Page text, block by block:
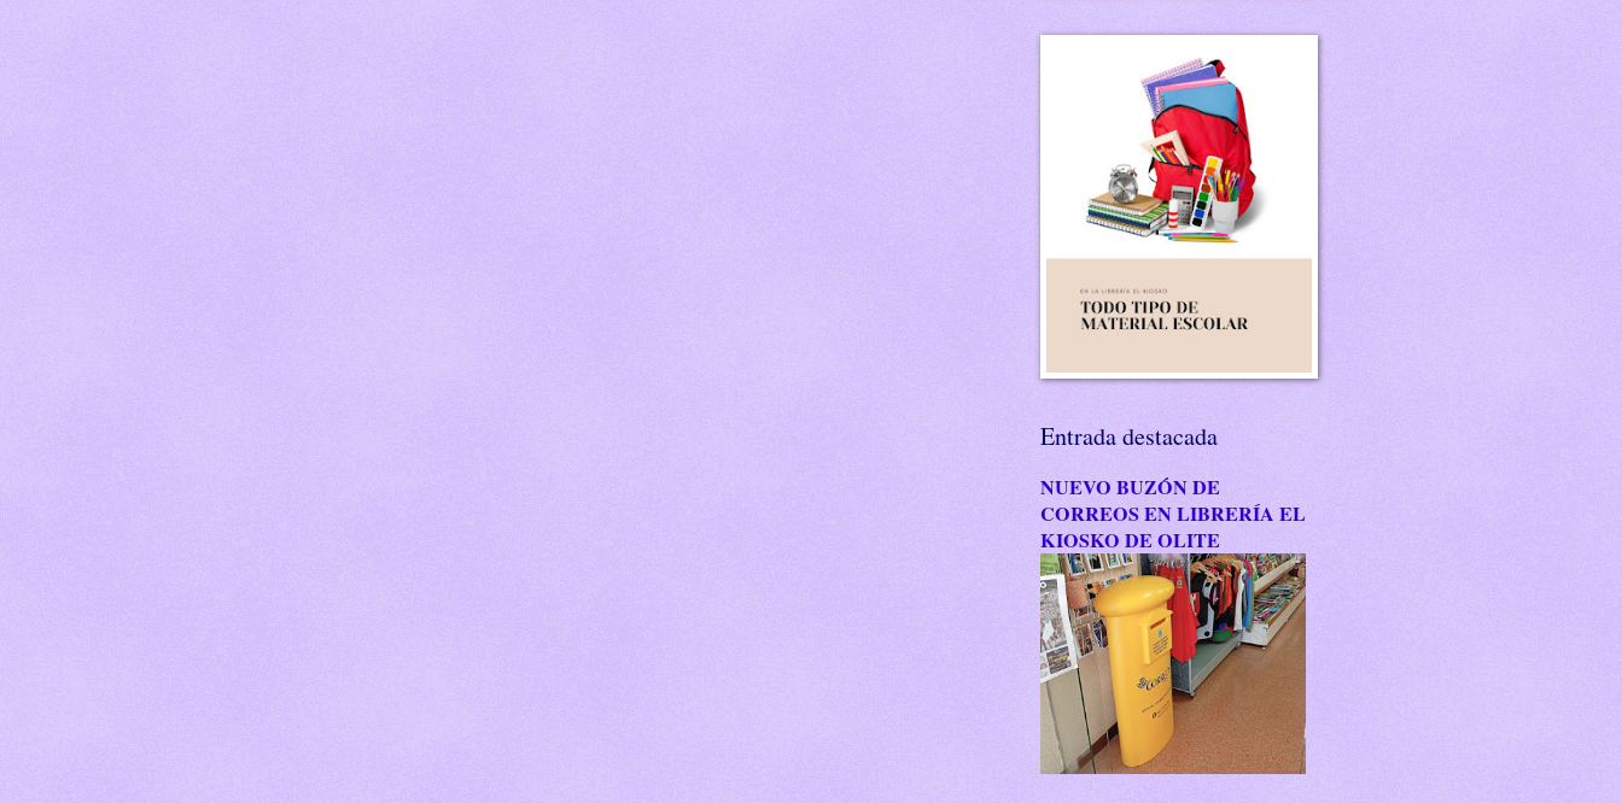
Entrada destacada
NUEVO BUZÓN DE
CORREOS EN LIBRERÍA EL
KIOSKO DE OLITE